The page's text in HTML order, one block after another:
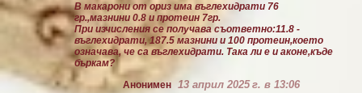
В макарони от ориз има въглехидрати 76
гр.,мазнини 0.8 и протеин 7гр.
При изчисления се получава съответно:11.8 -
въглехидрати, 187.5 мазнини и 100 протеин,което
означава, че са въглехидрати. Така ли е и аконе,къде
бъркам?
Анонимен 13 април 2025 г. в 13:06